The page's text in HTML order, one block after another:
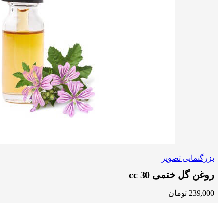
بزرگنمایی تصویر
روغن گل ختمی 30 cc
239,000 تومان